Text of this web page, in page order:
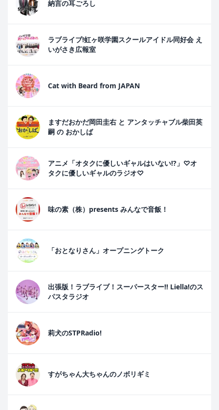
納言の耳ごろし
ラブライブ!虹ヶ咲学園スクールアイドル同好会 え
いがさき広報室
Cat with Beard from JAPAN
ますだおかだ岡田圭右 と アンタッチャブル柴田英
嗣 の おかしば
アニメ「オタクに優しいギャルはいない!?」♡オ
タクに優しいギャルのラジオ♡
味の素（株）presents みんなで音飯！
「おとなりさん」オープニングトーク
出張版！ラブライブ！スーパースター!! Liella!のス
パスタラジオ
莉犬のSTPRadio!
すがちゃん大ちゃんのノボリギミ